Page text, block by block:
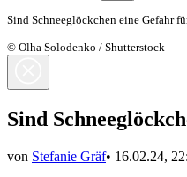
Sind Schneeglöckchen eine Gefahr
© Olha Solodenko / Shutterstock
Sind
von Stefanie Gräf• 16.02.24,